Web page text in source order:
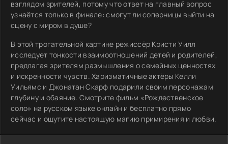
взглядом зрителей, потому что ответ на главный вопрос
узнаётся только в финале: смогут ли соперницы выйти на
сцену с миром в душе?
В этой трогательной картине режиссёр Кристи Уилл
исследует тонкости взаимоотношений детей и родителей,
предлагая зрителям размышления о семейных ценностях
и искренности чувств. Харизматичные актёры Келли
Уильямс и Джонатан Скарф подарили своим персонажам
глубину и обаяние. Смотрите фильм «Рождественское
соло» на русском языке онлайн и бесплатно прямо
сейчас и ощутите настоящую магию примирения и любви.